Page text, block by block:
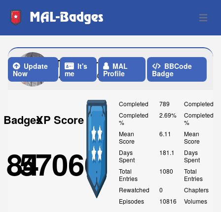
MAL-Badges Open
TheRufor
Last Update: One Week ago
Update
Now
It's
me
MAL
Profile
BBCode
Badge
Badges
84
XP Score
57060
Completed
789
Completed
%
2.69%
Mean
Score
6.11
Days
Spent
181.1
Total
Entries
1080
Rewatched
0
Episodes
10816
Completed
Completed
%
Mean
Score
Days
Spent
Total
Entries
Chapters
Volumes